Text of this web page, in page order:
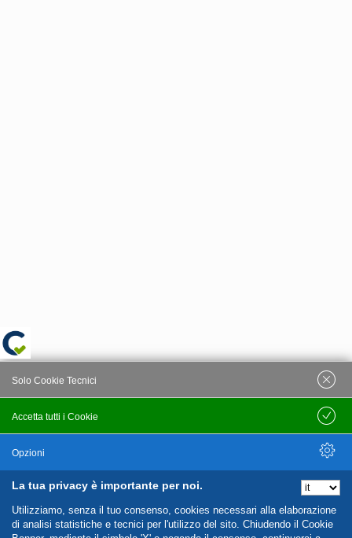
La tua privacy è importante per noi.
Utilizziamo, senza il tuo consenso, cookies necessari alla elaborazione
di analisi statistiche e tecnici per l'utilizzo del sito. Chiudendo il Cookie
Accetta tutti i Cookie
Solo Cookie Tecnici
Salva
Opzioni
Nascondi Opzioni